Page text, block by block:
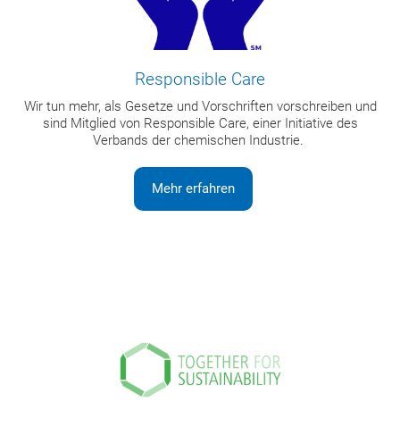
Responsible Care
Wir tun mehr, als Gesetze und Vorschriften vorschreiben und
sind Mitglied von Responsible Care, einer Initiative des
Verbands der chemischen Industrie.
Mehr erfahren